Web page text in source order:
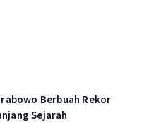
Berbuah Rekor
Sejarah